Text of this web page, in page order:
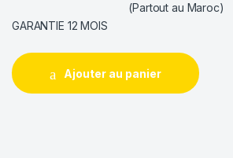
(Partout au Maroc)
GARANTIE 12 MOIS
Ajouter au panier